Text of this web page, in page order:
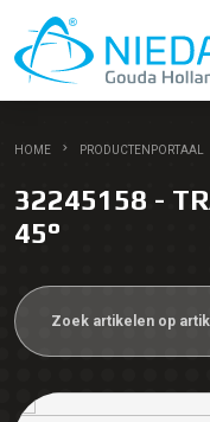
HOME PRODUCTENPORTAAL
32245158 -
45°